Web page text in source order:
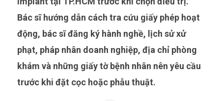
Bác sĩ hướng dẫn cách tra cứu giấy phép hoạt
động, bác sĩ đăng ký hành nghề, lịch sử xử
phạt, pháp nhân doanh nghiệp, địa chỉ phòng
khám và những giấy tờ bệnh nhân nên yêu cầu
trước khi đặt cọc hoặc phẫu thuật.